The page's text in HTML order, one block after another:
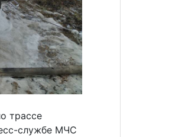
трассе
службе МЧС